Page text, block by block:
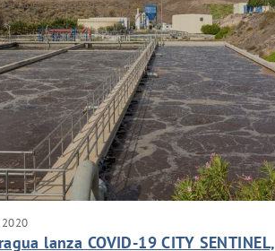
lanza COVID-19 CITY SENTINEL,